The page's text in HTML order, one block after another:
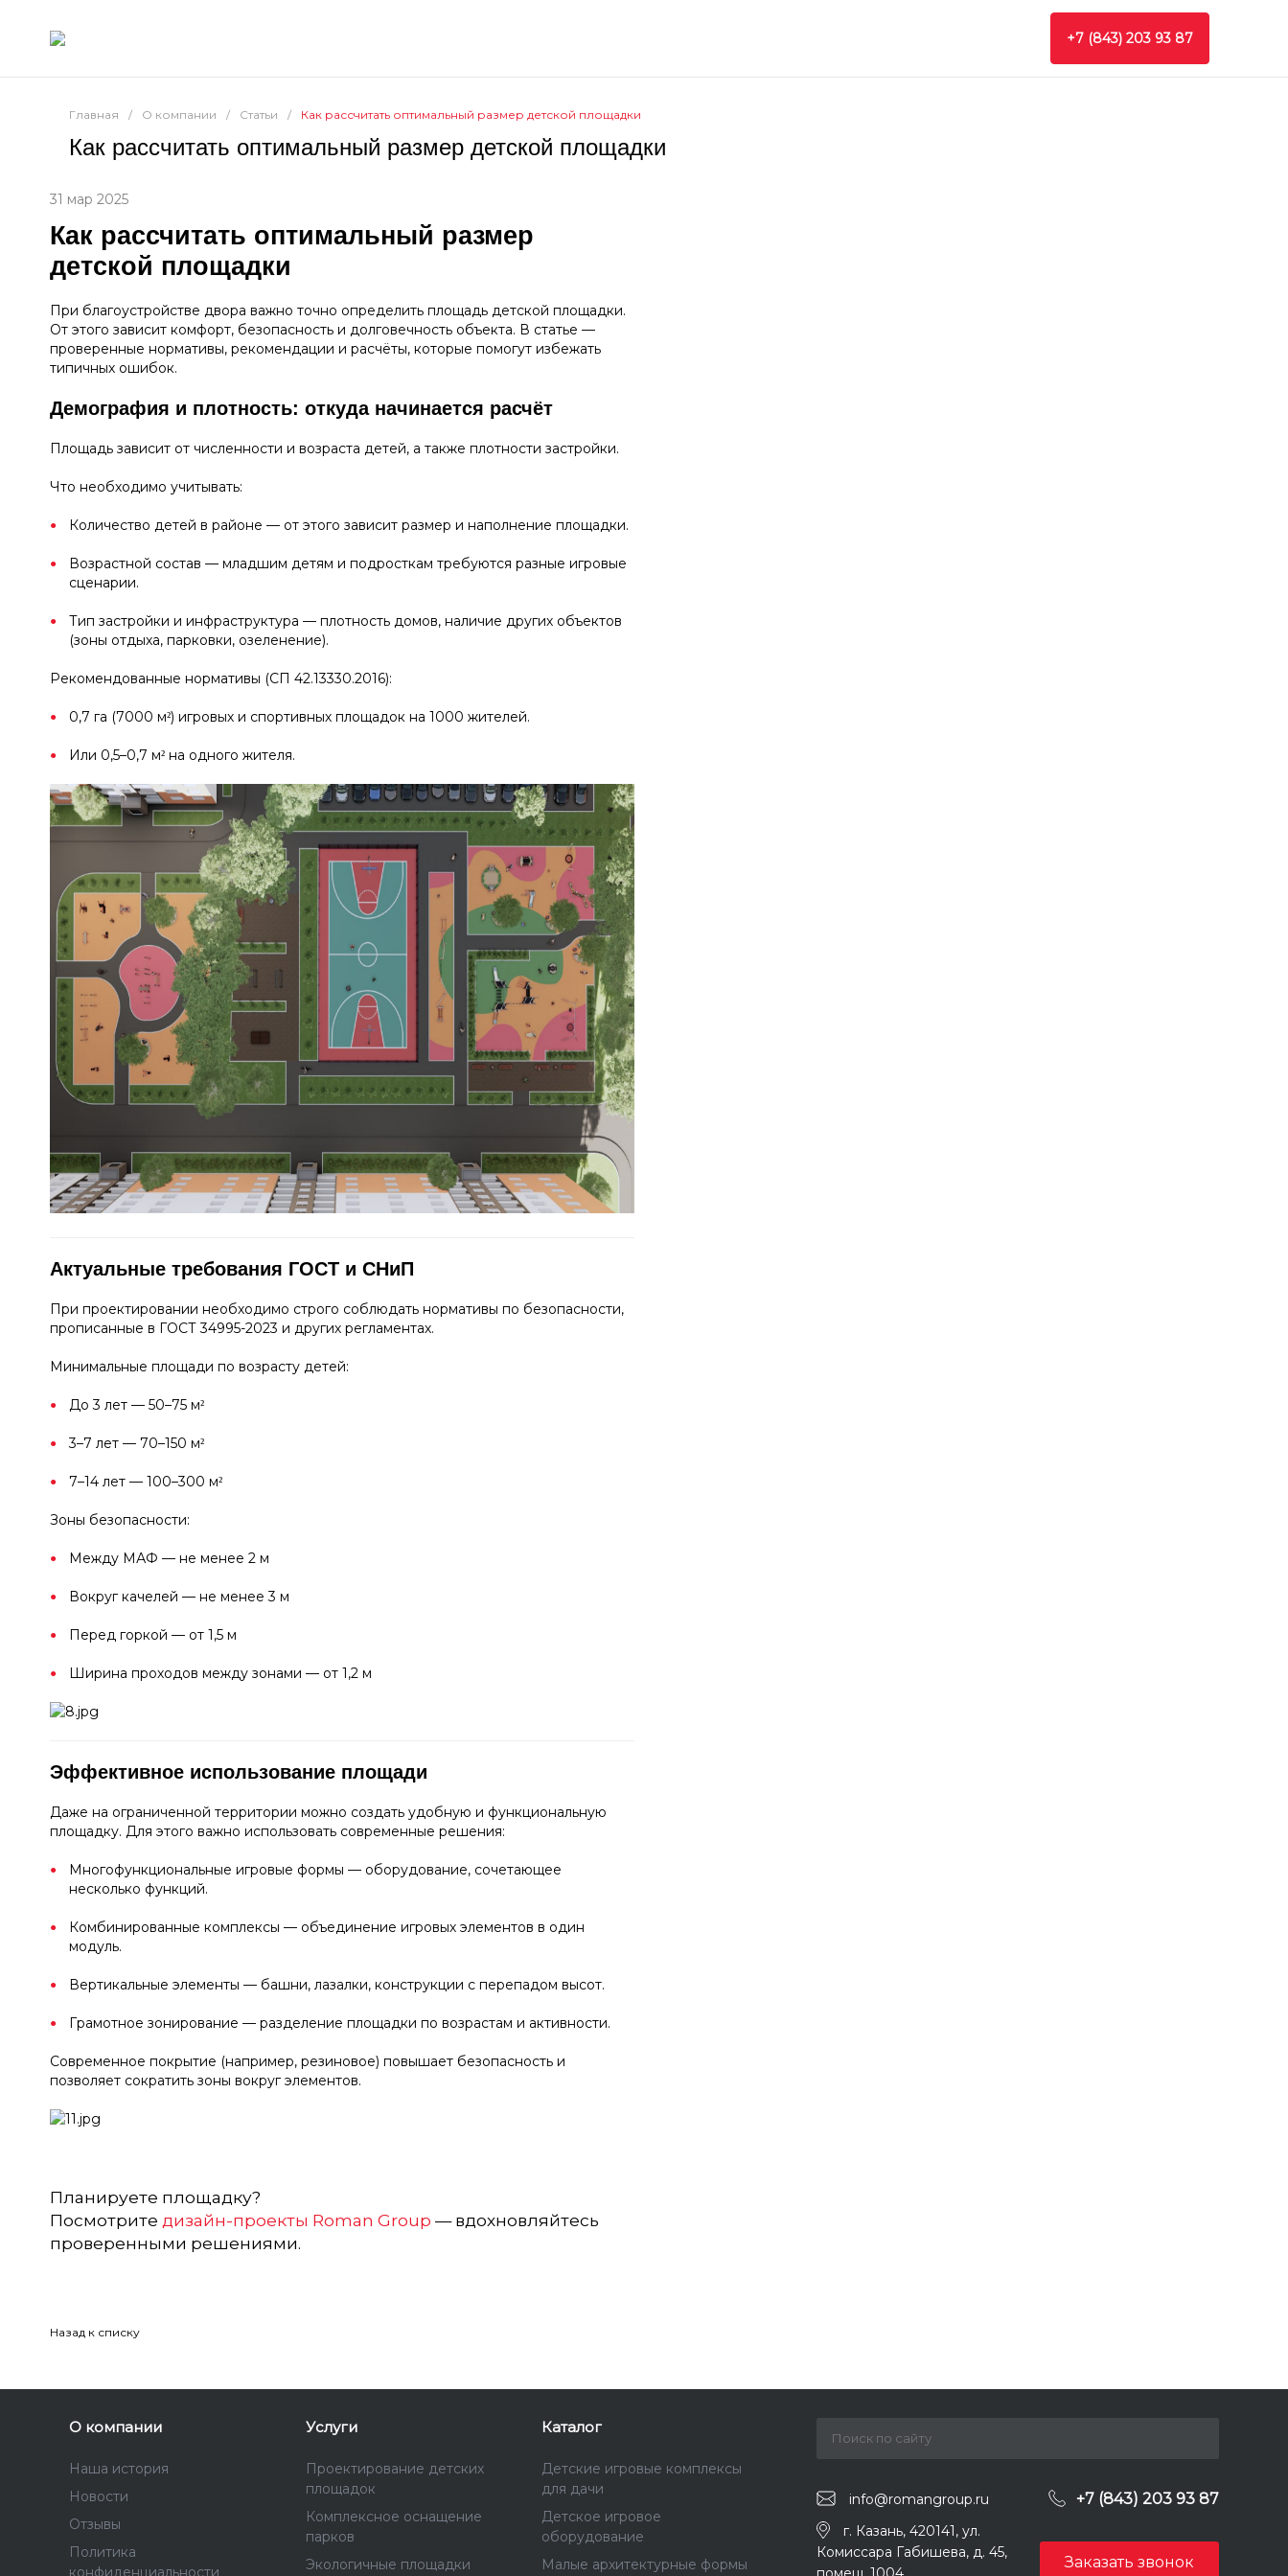
+7 (843) 203 93 87
Главная / О компании / Статьи / Как рассчитать оптимальный размер детской площадки
Как рассчитать оптимальный размер детской площадки
31 мар 2025
Как рассчитать оптимальный размер
детской площадки
При благоустройстве двора важно точно определить площадь детской площадки.
От этого зависит комфорт, безопасность и долговечность объекта. В статье —
проверенные нормативы, рекомендации и расчёты, которые помогут избежать
типичных ошибок.
Демография и плотность: откуда начинается расчёт
Площадь зависит от численности и возраста детей, а также плотности застройки.
Что необходимо учитывать:
Количество детей в районе — от этого зависит размер и наполнение площадки.
Возрастной состав — младшим детям и подросткам требуются разные игровые
сценарии.
Тип застройки и инфраструктура — плотность домов, наличие других объектов
(зоны отдыха, парковки, озеленение).
Рекомендованные нормативы (СП 42.13330.2016):
0,7 га (7000 м²) игровых и спортивных площадок на 1000 жителей.
Или 0,5–0,7 м² на одного жителя.
Актуальные требования ГОСТ и СНиП
При проектировании необходимо строго соблюдать нормативы по безопасности,
прописанные в ГОСТ 34995-2023 и других регламентах.
Минимальные площади по возрасту детей:
До 3 лет — 50–75 м²
3–7 лет — 70–150 м²
7–14 лет — 100–300 м²
Зоны безопасности:
Между МАФ — не менее 2 м
Вокруг качелей — не менее 3 м
Перед горкой — от 1,5 м
Ширина проходов между зонами — от 1,2 м
Эффективное использование площади
Даже на ограниченной территории можно создать удобную и функциональную
площадку. Для этого важно использовать современные решения:
Многофункциональные игровые формы — оборудование, сочетающее
несколько функций.
Комбинированные комплексы — объединение игровых элементов в один
модуль.
Вертикальные элементы — башни, лазалки, конструкции с перепадом высот.
Грамотное зонирование — разделение площадки по возрастам и активности.
Современное покрытие (например, резиновое) повышает безопасность и
позволяет сократить зоны вокруг элементов.
Планируете площадку?
Посмотрите дизайн-проекты Roman Group — вдохновляйтесь
проверенными решениями.
Назад к списку
О компании
Наша история
Новости
Отзывы
Политика
конфиденциальности
Услуги
Проектирование детских
площадок
Комплексное оснащение
парков
Экологичные площадки
Каталог
Детские игровые комплексы
для дачи
Детское игровое
оборудование
Малые архитектурные формы
info@romangroup.ru +7 (843) 203 93 87
г. Казань, 420141, ул.
Комиссара Габишева, д. 45,
Заказать звонок